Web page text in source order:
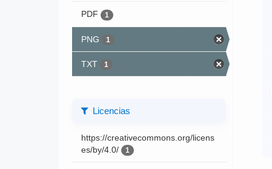
PDF 1
PNG 1
TXT 1
Licencias
https://creativecommons.org/licens
es/by/4.0/
1